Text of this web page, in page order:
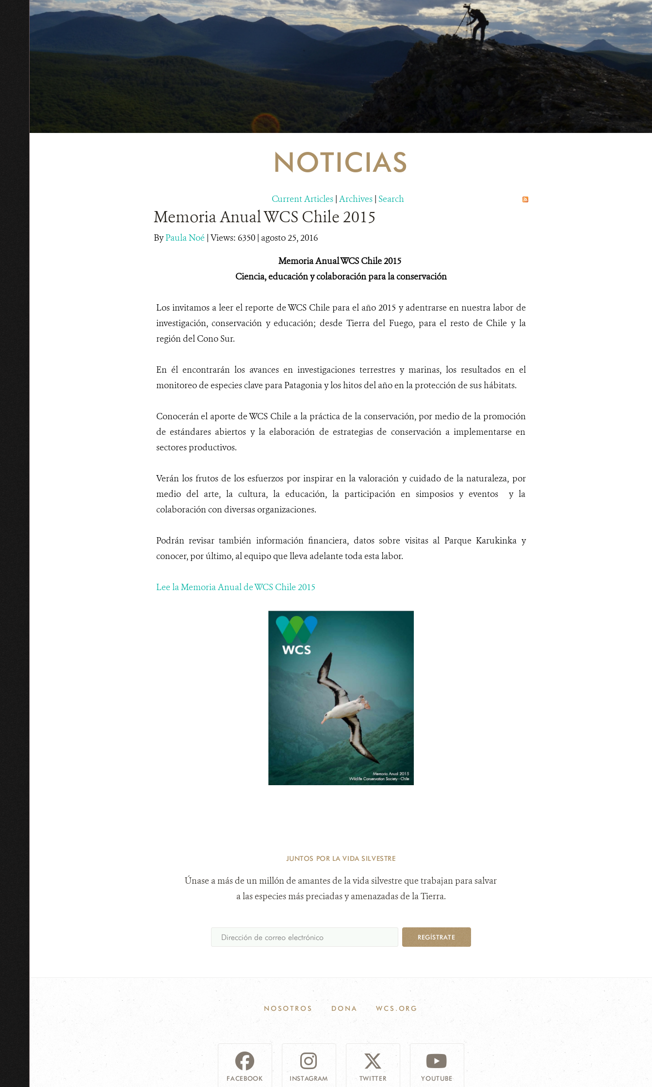
NOTICIAS
Current Articles | Archives | Search
Memoria Anual WCS Chile 2015
ByPaula Noé | Views: 6350| agosto 25, 2016
Memoria Anual WCS Chile 2015
Ciencia, educación y colaboración para la conservación
Los invitamos a leer el reporte de WCS Chile para el año 2015 y adentrarse en nuestra labor de
investigación, conservación y educación; desde Tierra del Fuego, para el resto de Chile y la
región del Cono Sur.
En él encontrarán los avances en investigaciones terrestres y marinas, los resultados en el
monitoreo de especies clave para Patagonia y los hitos del año en la protección de sus hábitats.
Conocerán el aporte de WCS Chile a la práctica de la conservación, por medio de la promoción
de estándares abiertos y la elaboración de estrategias de conservación a implementarse en
sectores productivos.
Verán los frutos de los esfuerzos por inspirar en la valoración y cuidado de la naturaleza, por
medio del arte, la cultura, la educación, la participación en simposios y eventos y la
colaboración con diversas organizaciones.
Podrán revisar también información financiera, datos sobre visitas al Parque Karukinka y
conocer, por último, al equipo que lleva adelante toda esta labor.
Lee la Memoria Anual de WCS Chile 2015
JUNTOS POR LA VIDA SILVESTRE
Únase a más de un millón de amantes de la vida silvestre que trabajan para salvar
a las especies más preciadas y amenazadas de la Tierra.
REGÍSTRATE
NOSOTROS DONA WCS.ORG
FACEBOOK INSTAGRAM TWITTER YOUTUBE